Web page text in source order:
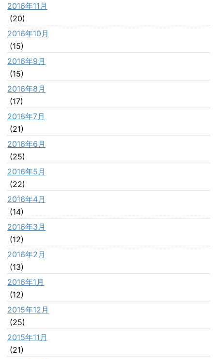
2016年11月
(20)
2016年10月
(15)
2016年9月
(15)
2016年8月
(17)
2016年7月
(21)
2016年6月
(25)
2016年5月
(22)
2016年4月
(14)
2016年3月
(12)
2016年2月
(13)
2016年1月
(12)
2015年12月
(25)
2015年11月
(21)